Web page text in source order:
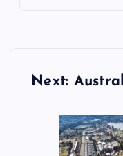
Next: